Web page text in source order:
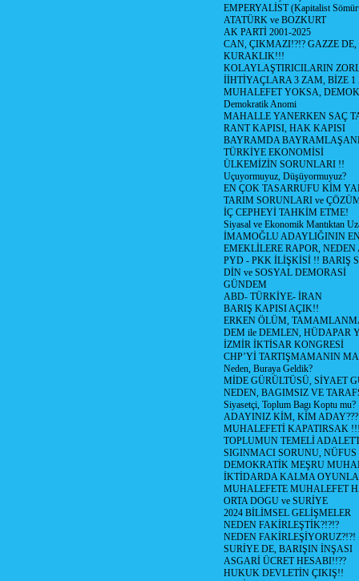
EMPERYALİST (Kapitalist
ATATÜRK ve BOZKURT
AK PARTİ 2001-2025
CAN, ÇIKMAZI!?!? GAZZE
KURAKLIK!!!
KOLAYLAŞTIRICILARIN
İİHTİYAÇLARA 3 ZAM, BİZE
MUHALEFET YOKSA,
Demokratik Anomi
MAHALLE YANERKEN SAÇ
RANT KAPISI, HAK KAPISI
BAYRAMDA
TÜRKİYE EKONOMİSİ
ÜLKEMİZİN SORUNLARI !!
Uçuyormuyuz, Düşüyormuyuz?
EN ÇOK TASARRUFU KİM
TARIM SORUNLARI ve
İÇ CEPHEYİ TAHKİM ETME!
Siyasal ve Ekonomik Mantıktan
İMAMOĞLU ADAYLIĞININ
EMEKLİLERE RAPOR,
PYD - PKK İLİŞKİSİ !! BARIŞ
DİN ve SOSYAL DEMORASİ
GÜNDEM
ABD- TÜRKİYE- İRAN
BARIŞ KAPISI AÇIK!!
ERKEN ÖLÜM,
DEM ile DEMLEN, HÜDAPAR
İZMİR İKTİSAR KONGRESİ
CHP’Yİ TARTIŞMAMANIN
Neden, Buraya Geldik?
MİDE GÜRÜLTÜSÜ, SİYAET
NEDEN, BAGIMSIZ VE
Siyasetçi, Toplum Bagı Koptu mu?
ADAYINIZ KİM, KİM ADAY???
MUHALEFETİ KAPATIRSAK
TOPLUMUN TEMELİ
SIGINMACI SORUNU,
DEMOKRATİK MEŞRU
İKTİDARDA KALMA
MUHALEFETE MUHALEFET
ORTA DOGU ve SURİYE
2024 BİLİMSEL GELİŞMELER
NEDEN FAKİRLEŞTİK?!?!?
NEDEN FAKİRLEŞİYORUZ?!?!
SURİYE DE, BARIŞIN İNŞASI
ASGARİ ÜCRET HESABI!!??
HUKUK DEVLETİN ÇIKIŞ!!